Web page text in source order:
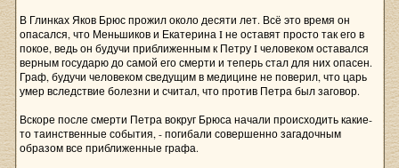
В Глинках Яков Брюс прожил около десяти лет. Всё это время он
опасался, что Меньшиков и Екатерина I не оставят просто так его в
покое, ведь он будучи приближенным к Петру I человеком оставался
верным государю до самой его смерти и теперь стал для них опасен.
Граф, будучи человеком сведущим в медицине не поверил, что царь
умер вследствие болезни и считал, что против Петра был заговор.
Вскоре после смерти Петра вокруг Брюса начали происходить какие-
то таинственные события, - погибали совершенно загадочным
образом все приближенные графа.